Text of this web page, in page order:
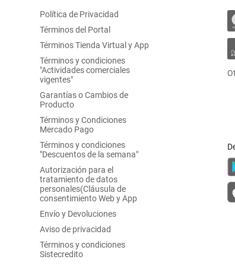
Política de Privacidad
Términos del Portal
Términos Tienda Virtual y App
Términos y condiciones
"Actividades comerciales
vigentes"
Garantías o Cambios de
Producto
Términos y Condiciones
Mercado Pago
Términos y condiciones
"Descuentos de la semana"
Autorización para el
tratamiento de datos
personales(Cláusula de
consentimiento Web y App
Envío y Devoluciones
Aviso de privacidad
Términos y condiciones
Sistecredito